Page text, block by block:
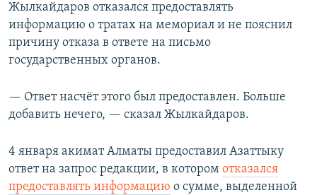
Жылкайдаров отказался предоставлять
информацию о тратах на мемориал и не пояснил
причину отказа в ответе на письмо
государственных органов.
— Ответ насчёт этого был предоставлен. Больше
добавить нечего, — сказал Жылкайдаров.
4 января акимат Алматы предоставил Азаттыку
ответ на запрос редакции, в котором отказался
предоставлять информацию о сумме, выделенной